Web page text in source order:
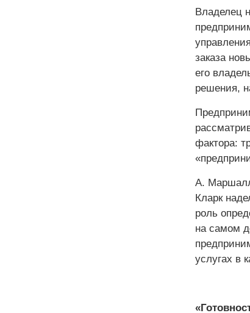
Владелец
заказа
его
решения,
фактора:
А.
Кларк
роль
на самом
услугах в